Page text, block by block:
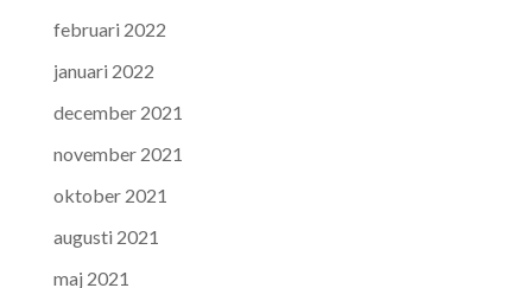
februari 2022
januari 2022
december 2021
november 2021
oktober 2021
augusti 2021
maj 2021